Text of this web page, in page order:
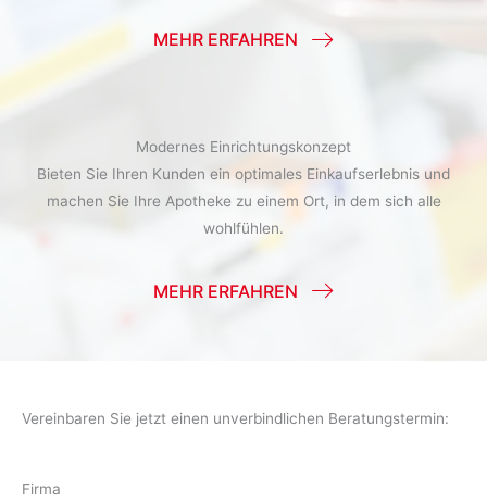
MEHR ERFAHREN
Modernes Einrichtungskonzept
Bieten Sie Ihren Kunden ein optimales Einkaufserlebnis und
machen Sie Ihre Apotheke zu einem Ort, in dem sich alle
wohlfühlen.
MEHR ERFAHREN
Vereinbaren Sie jetzt einen unverbindlichen Beratungstermin:
Firma